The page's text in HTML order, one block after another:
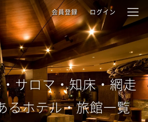
会員登録 ログイン
サロマ・知床・網走
るホテル・旅館一覧